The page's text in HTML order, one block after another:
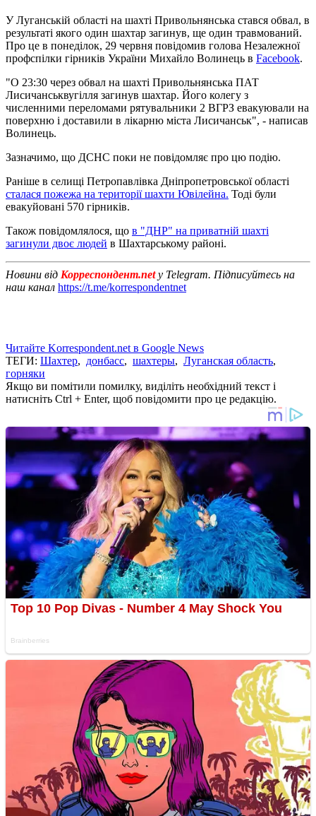
У Луганській області на шахті Привольнянська стався обвал, в
результаті якого один шахтар загинув, ще один травмований.
Про це в понеділок, 29 червня повідомив голова Незалежної
профспілки гірників України Михайло Волинець в Facebook.
"О 23:30 через обвал на шахті Привольнянська ПАТ
Лисичанськвугілля загинув шахтар. Його колегу з
численними переломами рятувальники 2 ВГРЗ евакуювали на
поверхню і доставили в лікарню міста Лисичанськ", - написав
Волинець.
Зазначимо, що ДСНС поки не повідомляє про цю подію.
Раніше в селищі Петропавлівка Дніпропетровської області
сталася пожежа на території шахти Ювілейна. Тоді були
евакуйовані 570 гірників.
Також повідомлялося, що в "ДНР" на приватній шахті
загинули двоє людей в Шахтарському районі.
Новини від Корреспондент.net у Telegram. Підписуйтесь на
наш канал https://t.me/korrespondentnet
Читайте Korrespondent.net в Google News
ТЕГИ: Шахтер, донбасс, шахтеры, Луганская область,
горняки
Якщо ви помітили помилку, виділіть необхідний текст і
натисніть Ctrl + Enter, щоб повідомити про це редакцію.